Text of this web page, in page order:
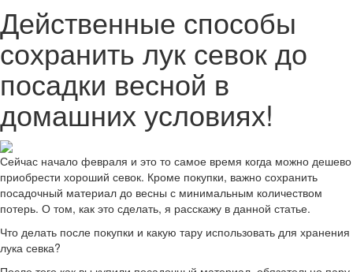
Действенные способы
сохранить лук севок до
посадки весной в
домашних условиях!
Сейчас начало февраля и это то самое время когда можно дешево
приобрести хороший севок. Кроме покупки, важно сохранить
посадочный материал до весны с минимальным количеством
потерь. О том, как это сделать, я расскажу в данной статье.
Что делать после покупки и какую тару использовать для хранения
лука севка?